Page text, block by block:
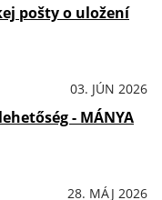
pošty o uložení
03. JÚN 2026
- MÁNYA
28. MÁJ 2026